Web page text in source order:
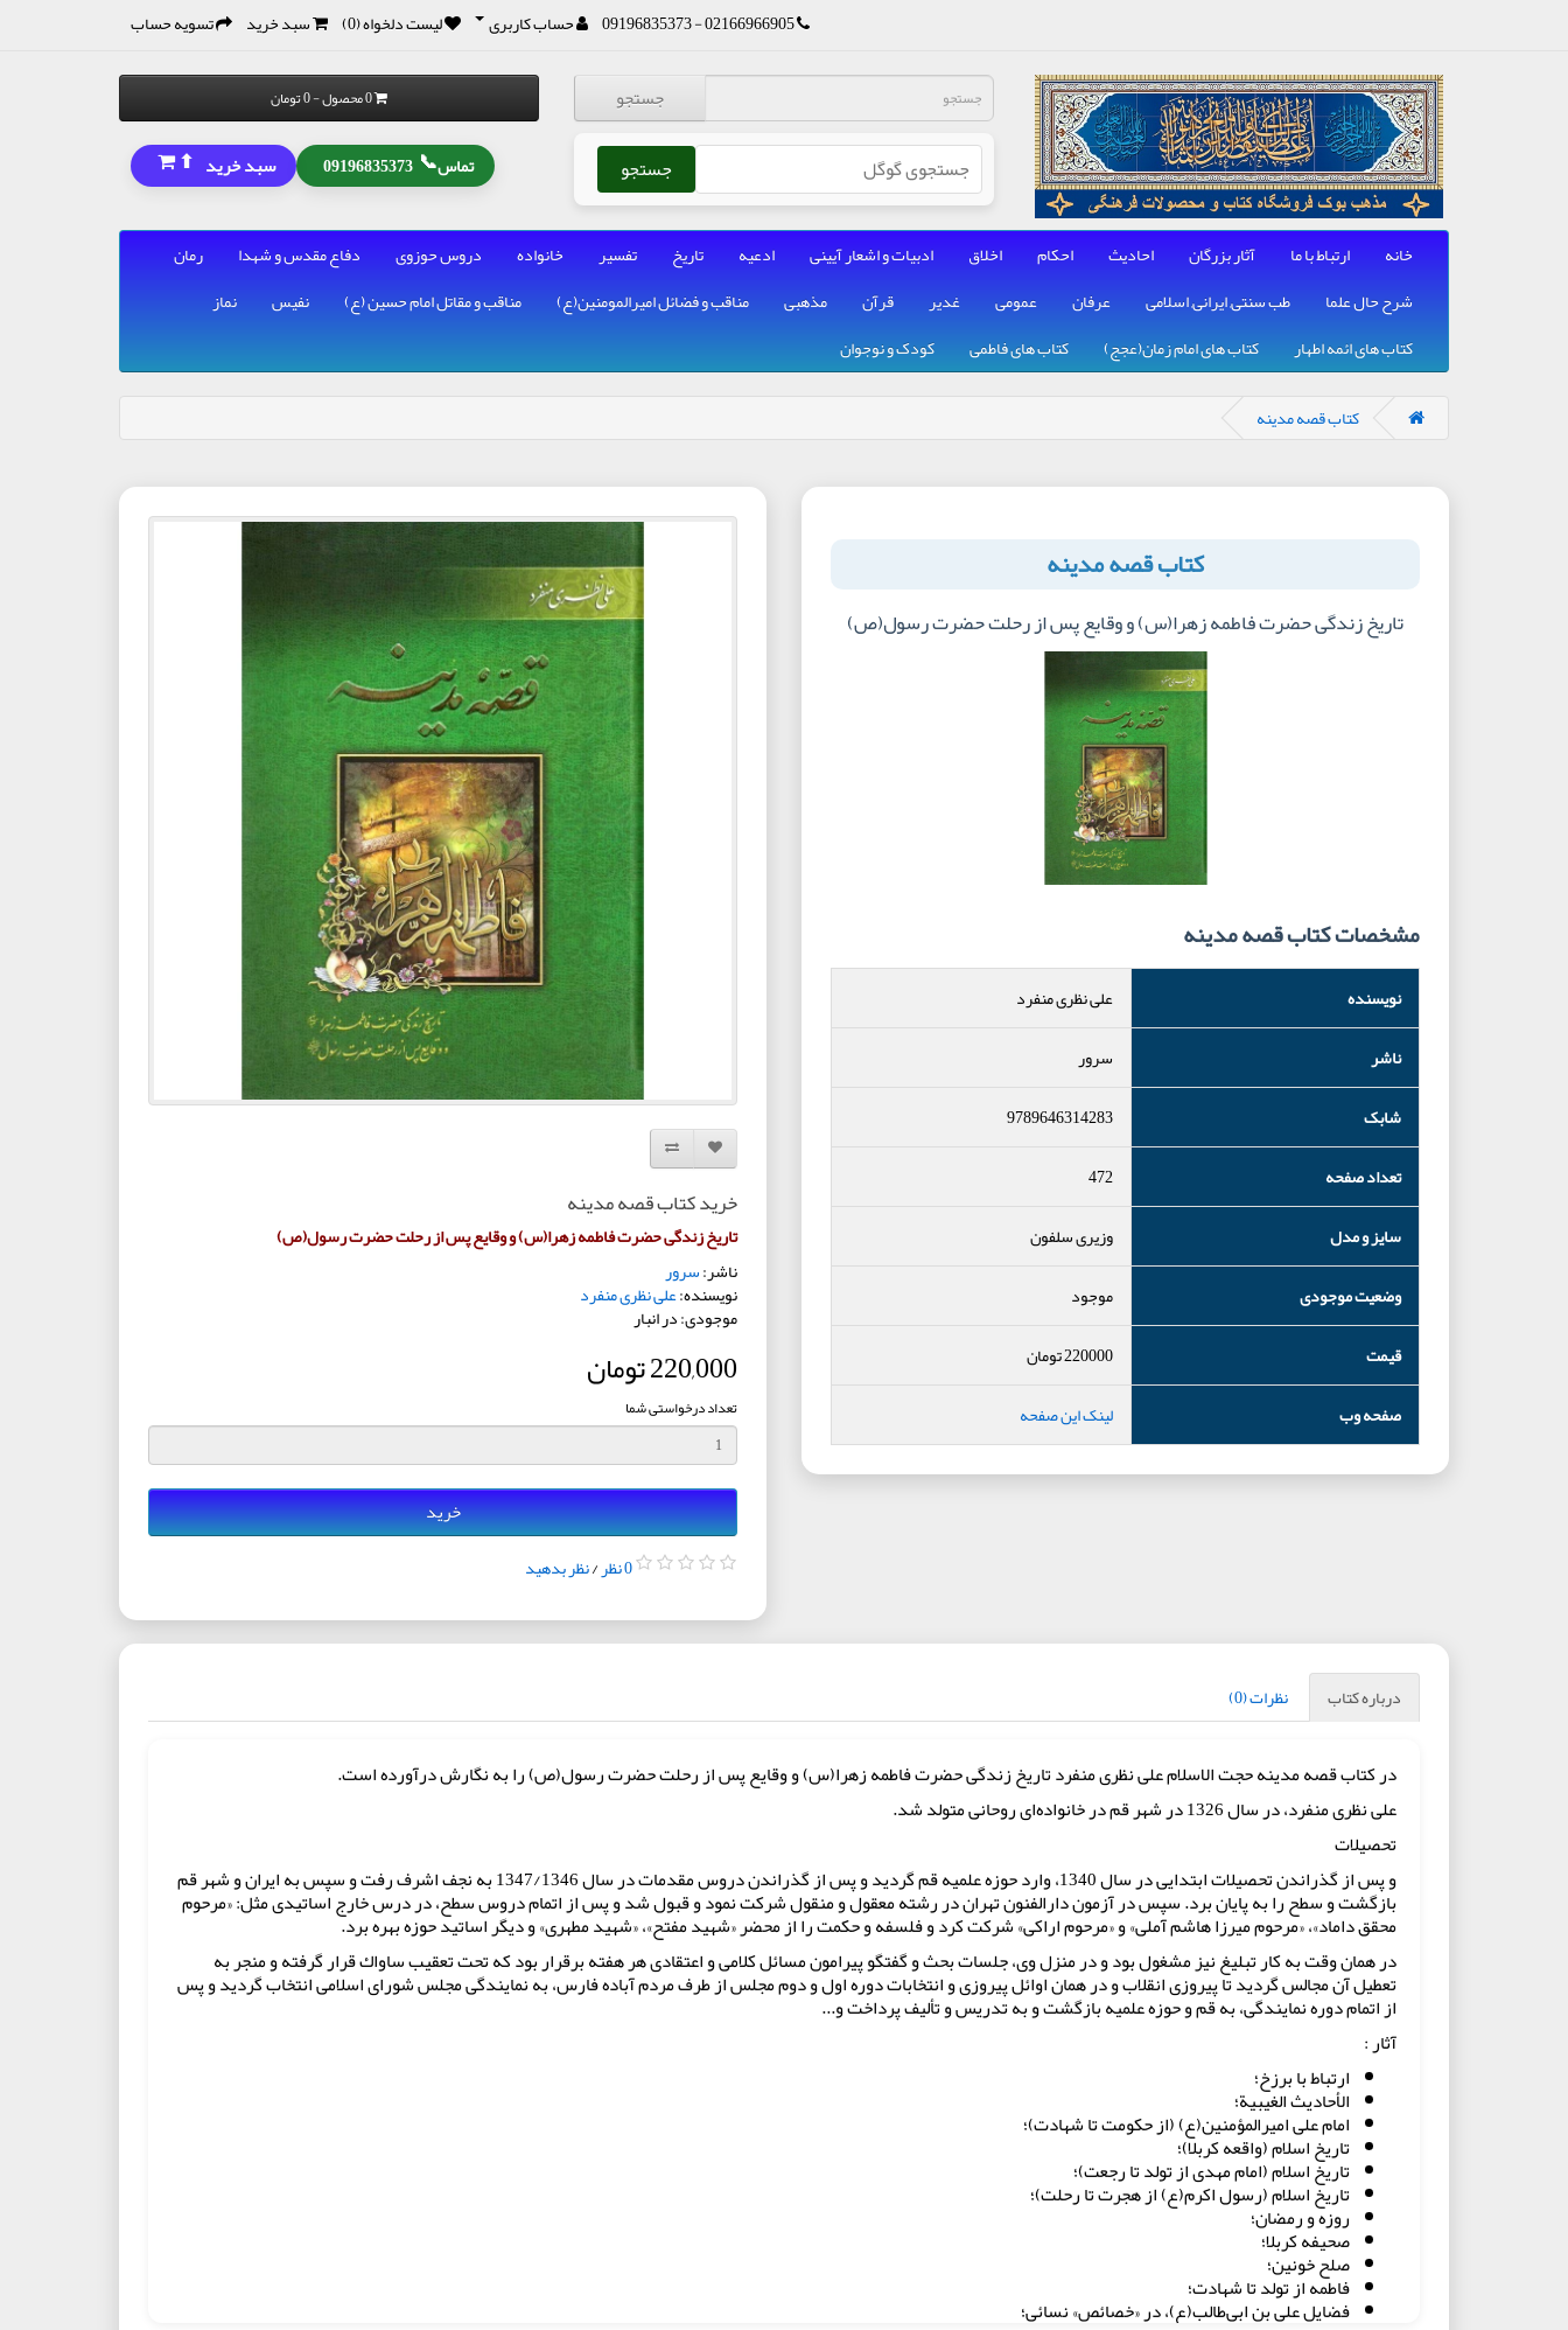
02166966905 - 09196835373 حساب کاربری لیست دلخواه (0) سبد خرید تسویه حساب
جستجو
جستجو
0 محصول - 0 تومان
تماس📞
09196835373 سبد خرید ⬆
خانه ارتباط با ما آثار بزرگان احادیث احکام اخلاق ادبیات و اشعار آیینی ادعیه تاریخ تفسیر خانواده دروس حوزوی دفاع مقدس و شهدا
رمان
شرح حال علما
طب سنتی, ایرانی, اسلامی عرفان عمومی غدیر قرآن مذهبی مناقب و فضائل امیرالمومنین(ع) مناقب و مقاتل امام حسین (ع) نفیس
نماز
کتاب های ائمه اطهار
کتاب های امام زمان(عجج) کتاب های فاطمی کودک و نوجوان
کتاب قصه مدینه
کتاب قصه مدینه
تاریخ زندگی حضرت فاطمه زهرا(س) و وقایع پس از رحلت حضرت رسول(ص)
مشخصات کتاب قصه مدینه
نویسنده
علی نظری منفرد
ناشر
سرور
شابک
9789646314283
تعداد صفحه
472
سایز و مدل
وزیری سلفون
وضعیت موجودی
موجود
قیمت
220000تومان
صفحه وب
لینک این صفحه
افزودن به لیست دلخواه
مقایسه این محصول
خرید کتاب قصه مدینه
تاریخ زندگی حضرت فاطمه زهرا(س) و وقایع پس از رحلت حضرت رسول(ص)
ناشر:سرور
نویسنده:علی نظری منفرد
موجودی: در انبار
220,000 تومان
تعداد درخواستی شما
خرید
0 نظر /نظر بدهید
درباره کتاب نظرات (0)
در کتاب قصه مدینه حجت الاسلام علی نظری منفرد تاریخ زندگی حضرت فاطمه زهرا(س) و وقایع پس از رحلت حضرت رسول(ص) را به نگارش درآورده است.
على نظرى منفرد، در سال 1326 در شهر قم در خانواده‌اى روحانى متولد شد.
تحصیلات
و پس از گذراندن تحصيلات ابتدايى در سال 1340، وارد حوزه علميه قم گرديد و پس از گذراندن دروس مقدمات در سال 1347/1346 به نجف اشرف رفت و سپس به ايران و شهر قم
بازگشت و سطح را به پايان برد. سپس در آزمون دارالفنون تهران در رشته معقول و منقول شركت نمود و قبول شد و پس از اتمام دروس سطح، در درس خارج اساتيدى مثل: «مرحوم
محقق داماد»، «مرحوم ميرزا هاشم آملى» و «مرحوم اراكى» شركت كرد و فلسفه و حكمت را از محضر «شهيد مفتح»، «شهيد مطهرى» و ديگر اساتيد حوزه بهره برد.
در همان وقت به كار تبليغ نيز مشغول بود و در منزل وى، جلسات بحث و گفتگو پيرامون مسائل كلامى و اعتقادى هر هفته برقرار بود كه تحت تعقيب ساواك قرار گرفته و منجر به
تعطيل آن مجالس گرديد تا پيروزى انقلاب و در همان اوائل پيروزى و انتخابات دوره اول و دوم مجلس از طرف مردم آباده فارس، به نمايندگى مجلس شوراى اسلامى انتخاب گرديد و پس
از اتمام دوره نمايندگى، به قم و حوزه علميه بازگشت و به تدريس و تأليف پرداخت و...
آثار :
ارتباط با برزخ؛
الأحاديث الغيبية؛
امام على امیرالمؤمنین(ع) (از حكومت تا شهادت)؛
تاريخ اسلام (واقعه كربلا)؛
تاريخ اسلام (امام مهدى از تولد تا رجعت)؛
تاريخ اسلام (رسول اكرم(ع) از هجرت تا رحلت)؛
روزه و رمضان؛
صحيفه كربلا؛
صلح خونين؛
فاطمه از تولد تا شهادت؛
فضايل على بن ابى‌طالب(ع)، در «خصائص» نسائى؛